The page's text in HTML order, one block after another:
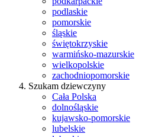
podlaskie
pomorskie
śląskie
świętokrzyskie
warmińsko-mazurskie
wielkopolskie
zachodniopomorskie
Szukam dziewczyny
Cała Polska
dolnośląskie
kujawsko-pomorskie
lubelskie